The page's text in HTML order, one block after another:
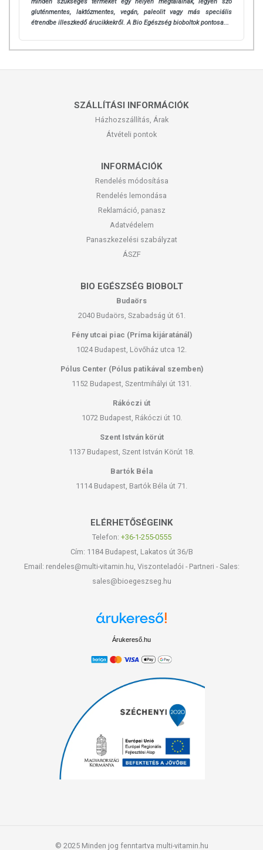
minden szükséges terméket egy helyen megtalálnak, legyen szó
gluténmentes, laktózmentes, vegán, paleolit vagy más speciális
étrendbe illeszkedő árucikkekről. A Bio Egészség bioboltok pontosa...
SZÁLLÍTÁSI INFORMÁCIÓK
Házhozszállítás, Árak
Átvételi pontok
INFORMÁCIÓK
Rendelés módosítása
Rendelés lemondása
Reklamáció, panasz
Adatvédelem
Panaszkezelési szabályzat
ÁSZF
BIO EGÉSZSÉG BIOBOLT
Budaörs
2040 Budaörs, Szabadság út 61.
Fény utcai piac (Príma kijáratánál)
1024 Budapest, Lövőház utca 12.
Pólus Center (Pólus patikával szemben)
1152 Budapest, Szentmihályi út 131.
Rákóczi út
1072 Budapest, Rákóczi út 10.
Szent István körút
1137 Budapest, Szent István Körút 18.
Bartók Béla
1114 Budapest, Bartók Béla út 71.
ELÉRHETŐSÉGEINK
Telefon: +36-1-255-0555
Cím: 1184 Budapest, Lakatos út 36/B
Email: rendeles@multi-vitamin.hu, Viszonteladói - Partneri - Sales:
sales@bioegeszseg.hu
Árukereső.hu
© 2025 Minden jog fenntartva multi-vitamin.hu